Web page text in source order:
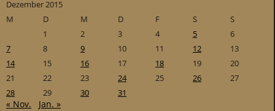
Dezember 2015
M
D M D F S
S
1
2 3 4 5
6
7
8 9 10 11 12
13
14
15 16 17 18 19
20
21
22 23 24 25 26
27
28
29 30 31
« Nov. Jan. »